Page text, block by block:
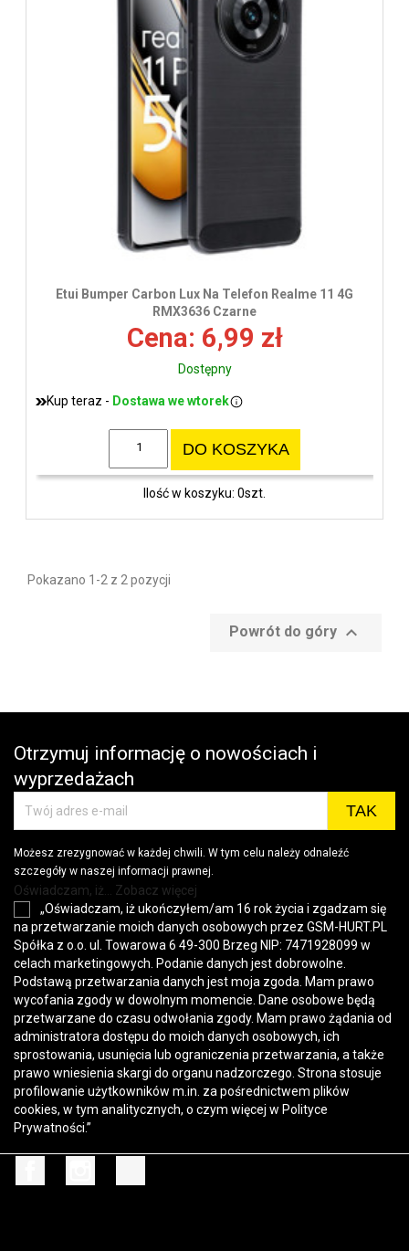
Etui Bumper Carbon Lux Na Telefon Realme 11 4G
RMX3636 Czarne
Cena: 6,99 zł
Dostępny
Kup teraz - Dostawa we wtorek
DO KOSZYKA
Ilość w koszyku: 0szt.
Pokazano 1-2 z 2 pozycji
Powrót do góry 
Otrzymuj informację o nowościach i
wyprzedażach
Możesz zrezygnować w każdej chwili. W tym celu należy odnaleźć
szczegóły w naszej informacji prawnej.
Oświadczam, iż... Zobacz więcej
„Oświadczam, iż ukończyłem/am 16 rok życia i zgadzam się
na przetwarzanie moich danych osobowych przez GSM-HURT.PL
Spółka z o.o. ul. Towarowa 6 49-300 Brzeg NIP: 7471928099 w
celach marketingowych. Podanie danych jest dobrowolne.
Podstawą przetwarzania danych jest moja zgoda. Mam prawo
wycofania zgody w dowolnym momencie. Dane osobowe będą
przetwarzane do czasu odwołania zgody. Mam prawo żądania od
administratora dostępu do moich danych osobowych, ich
sprostowania, usunięcia lub ograniczenia przetwarzania, a także
prawo wniesienia skargi do organu nadzorczego. Strona stosuje
profilowanie użytkowników m.in. za pośrednictwem plików
cookies, w tym analitycznych, o czym więcej w Polityce
Prywatności.”